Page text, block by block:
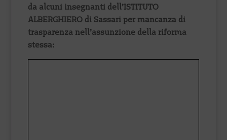
da alcuni insegnanti dell’ISTITUTO
ALBERGHIERO di Sassari per mancanza di
trasparenza nell’assunzione della riforma
stessa: